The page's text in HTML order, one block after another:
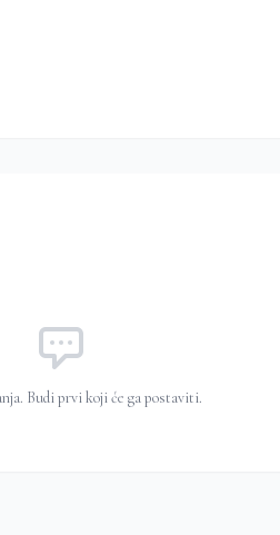
Budi prvi koji će ga postaviti.